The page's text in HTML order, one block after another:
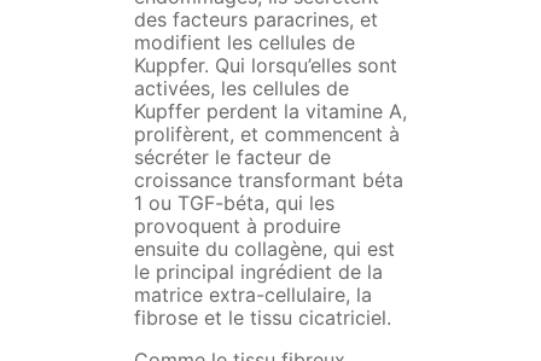
des facteurs paracrines, et
modifient les cellules de
Kuppfer. Qui lorsqu’elles sont
activées, les cellules de
Kupffer perdent la vitamine A,
prolifèrent, et commencent à
sécréter le facteur de
croissance transformant béta
1 ou TGF-béta, qui les
provoquent à produire
ensuite du collagène, qui est
le principal ingrédient de la
matrice extra-cellulaire, la
fibrose et le tissu cicatriciel.